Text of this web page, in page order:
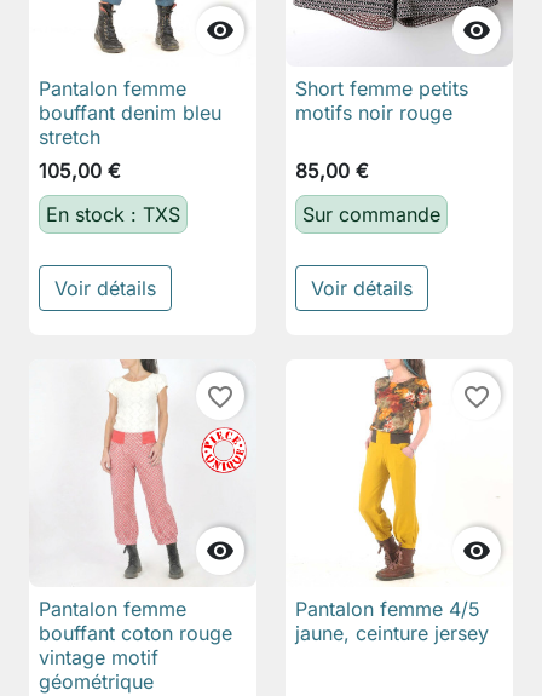

Pantalon femme
bouffant denim bleu
stretch
105,00 €
En stock : TXS
Voir détails

Short femme petits
motifs noir rouge
85,00 €
Sur commande
Voir détails

favorite_border
Pantalon femme
bouffant coton rouge
vintage motif
géométrique

favorite_border
Pantalon femme 4/5
jaune, ceinture jersey